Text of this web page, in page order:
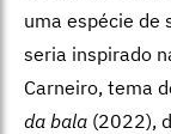
uma espécie de
seria inspirado
Carneiro, tema
da bala (2022),